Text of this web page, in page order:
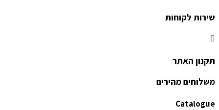
שירות לקוחות
תקנון האתר
משלוחים מהירים
Catalogue